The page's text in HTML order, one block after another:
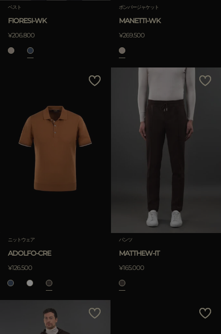
ベスト
FIORESI-WK
¥206.800
ボンバージャケット
MANETTI-WK
¥269.500
ニットウェア
ADOLFO-CRE
¥126.500
パンツ
MATTHEW-IT
¥165.000